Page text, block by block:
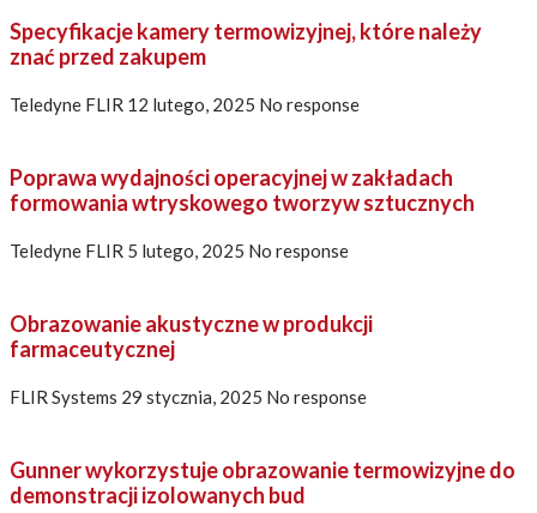
Specyfikacje kamery termowizyjnej, które należy
znać przed zakupem
Teledyne FLIR 12 lutego, 2025 No response
Poprawa wydajności operacyjnej w zakładach
formowania wtryskowego tworzyw sztucznych
Teledyne FLIR 5 lutego, 2025 No response
Obrazowanie akustyczne w produkcji
farmaceutycznej
FLIR Systems 29 stycznia, 2025 No response
Gunner wykorzystuje obrazowanie termowizyjne do
demonstracji izolowanych bud